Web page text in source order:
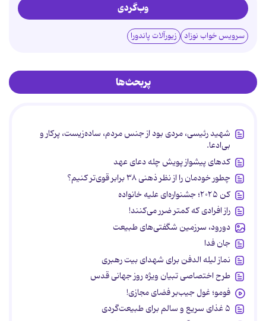
وب‌گردی
سرویس خواب نوزاد زیورآلات پاندورا
پربحث‌ها
شهید رئیسی، مردی بود از جنس مردم، ساده‌زیست، پرکار و
بی‌ادعا.
کدهای پیشواز پویش چله دعای عهد
چطور خودمان را از نظر ذهنی ۳۸ برابر قوی‌تر کنیم؟
کن ۲۰۲۵؛ جشنواره‌ای علیه خانواده
راز افرادی که کمتر ضرر می‌کنند!
دورود، سرزمین شگفتی‌های طبیعت
جان فدا
نماز لیله الدفن برای شهدای بیت رهبری
طرح اختصاصی تبیان ویژه روز جهانی قدس
فومو؛ غول جیب‌بر فضای مجازی!
۵ غذای سریع و سالم برای طبیعت‌گردی